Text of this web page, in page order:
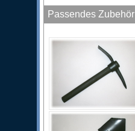
Passendes Zubehör